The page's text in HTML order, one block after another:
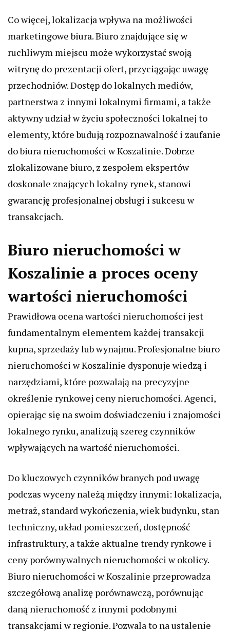
Co więcej, lokalizacja wpływa na możliwości
marketingowe biura. Biuro znajdujące się w
ruchliwym miejscu może wykorzystać swoją
witrynę do prezentacji ofert, przyciągając uwagę
przechodniów. Dostęp do lokalnych mediów,
partnerstwa z innymi lokalnymi firmami, a także
aktywny udział w życiu społeczności lokalnej to
elementy, które budują rozpoznawalność i zaufanie
do biura nieruchomości w Koszalinie. Dobrze
zlokalizowane biuro, z zespołem ekspertów
doskonale znających lokalny rynek, stanowi
gwarancję profesjonalnej obsługi i sukcesu w
transakcjach.
Biuro nieruchomości w
Koszalinie a proces oceny
wartości nieruchomości
Prawidłowa ocena wartości nieruchomości jest
fundamentalnym elementem każdej transakcji
kupna, sprzedaży lub wynajmu. Profesjonalne biuro
nieruchomości w Koszalinie dysponuje wiedzą i
narzędziami, które pozwalają na precyzyjne
określenie rynkowej ceny nieruchomości. Agenci,
opierając się na swoim doświadczeniu i znajomości
lokalnego rynku, analizują szereg czynników
wpływających na wartość nieruchomości.
Do kluczowych czynników branych pod uwagę
podczas wyceny należą między innymi: lokalizacja,
metraż, standard wykończenia, wiek budynku, stan
techniczny, układ pomieszczeń, dostępność
infrastruktury, a także aktualne trendy rynkowe i
ceny porównywalnych nieruchomości w okolicy.
Biuro nieruchomości w Koszalinie przeprowadza
szczegółową analizę porównawczą, porównując
daną nieruchomość z innymi podobnymi
transakcjami w regionie. Pozwala to na ustalenie